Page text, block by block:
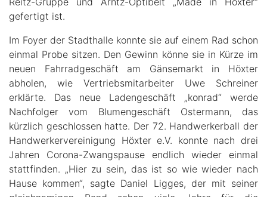
gefertigt ist.
Im Foyer der Stadthalle konnte sie auf einem Rad schon
einmal Probe sitzen. Den Gewinn könne sie in Kürze im
neuen Fahrradgeschäft am Gänsemarkt in Höxter
abholen, wie Vertriebsmitarbeiter Uwe Schreiner
erklärte. Das neue Ladengeschäft „konrad“ werde
Nachfolger vom Blumengeschäft Ostermann, das
kürzlich geschlossen hatte. Der 72. Handwerkerball der
Handwerkervereinigung Höxter e.V. konnte nach drei
Jahren Corona-Zwangspause endlich wieder einmal
stattfinden. „Hier zu sein, das ist so wie wieder nach
Hause kommen“, sagte Daniel Ligges, der mit seiner